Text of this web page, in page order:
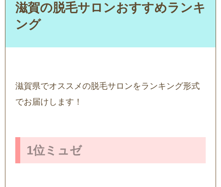
滋賀の脱毛サロンおすすめランキ
ング
滋賀県でオススメの脱毛サロンをランキング形式
でお届けします！
1位ミュゼ